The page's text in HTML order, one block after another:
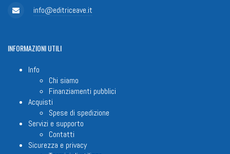
info@editriceave.it
INFORMAZIONIUTILI
Info
Chi siamo
Finanziamenti pubblici
Acquisti
Spese di spedizione
Servizi e supporto
Contatti
Sicurezza e privacy